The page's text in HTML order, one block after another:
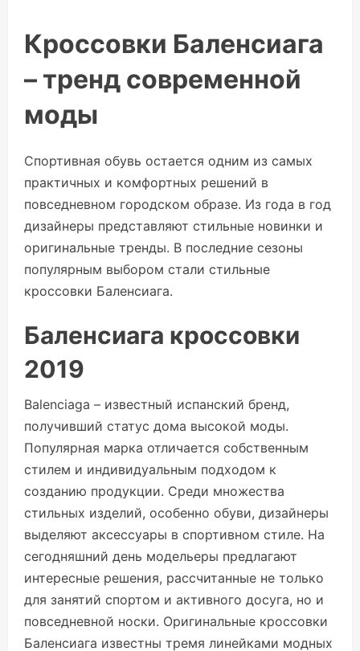
Кроссовки Баленсиага
– тренд современной
моды
Спортивная обувь остается одним из самых
практичных и комфортных решений в
повседневном городском образе. Из года в год
дизайнеры представляют стильные новинки и
оригинальные тренды. В последние сезоны
популярным выбором стали стильные
кроссовки Баленсиага.
Баленсиага кроссовки
2019
Balenciaga – известный испанский бренд,
получивший статус дома высокой моды.
Популярная марка отличается собственным
стилем и индивидуальным подходом к
созданию продукции. Среди множества
стильных изделий, особенно обуви, дизайнеры
выделяют аксессуары в спортивном стиле. На
сегодняшний день модельеры предлагают
интересные решения, рассчитанные не только
для занятий спортом и активного досуга, но и
повседневной носки. Оригинальные кроссовки
Баленсиага известны тремя линейками модных